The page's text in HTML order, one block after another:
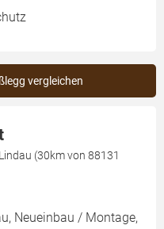
vergleichen
(30km von 88131
Neueinbau / Montage,